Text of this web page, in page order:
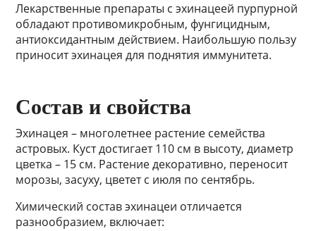
Лекарственные препараты с эхинацеей пурпурной
обладают противомикробным, фунгицидным,
антиоксидантным действием. Наибольшую пользу
приносит эхинацея для поднятия иммунитета.
Состав и свойства
Эхинацея – многолетнее растение семейства
астровых. Куст достигает 110 см в высоту, диаметр
цветка – 15 см. Растение декоративно, переносит
морозы, засуху, цветет с июля по сентябрь.
Химический состав эхинацеи отличается
разнообразием, включает: